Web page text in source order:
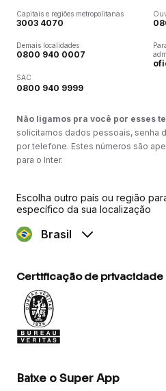
Capitais e regiões metropolitanas
3003 4070
Demais localidades
0800 940 0007
SAC
0800 940 9999
Não ligamos pra você por esses
solicitamos dados pessoais, senha
por telefone. Estes números são
para o Inter.
Escolha outro país ou região
específico da sua localização
Brasil
Certificação de privacidade
Baixe o Super App